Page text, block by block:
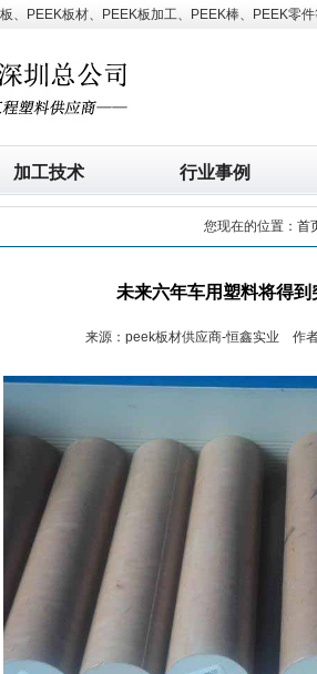
、PEEK板材、PEEK板加工、PEEK棒、PEEK零件
加工技术 行业事例
您现在的位置： 首
未来六年车用塑料将得到
来源：peek板材供应商-恒鑫实业 作